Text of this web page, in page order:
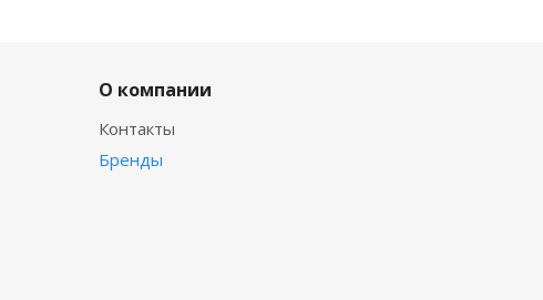
О компании
Контакты
Бренды